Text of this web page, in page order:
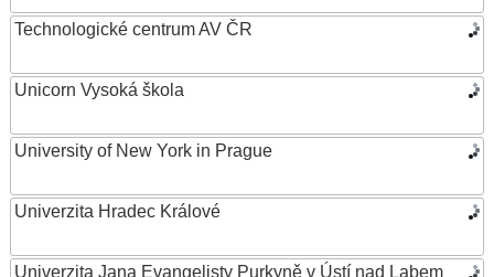
Technologické centrum AV ČR
Unicorn Vysoká škola
University of New York in Prague
Univerzita Hradec Králové
Univerzita Jana Evangelisty Purkyně v Ústí nad Labem